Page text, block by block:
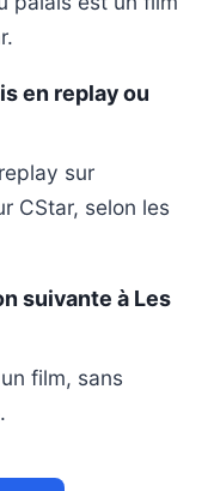
en replay ou
sur
CStar, selon les
suivante à Les
film, sans